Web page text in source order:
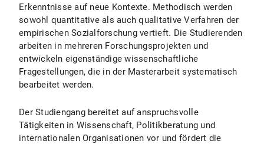
Erkenntnisse auf neue Kontexte. Methodisch werden
sowohl quantitative als auch qualitative Verfahren der
empirischen Sozialforschung vertieft. Die Studierenden
arbeiten in mehreren Forschungsprojekten und
entwickeln eigenständige wissenschaftliche
Fragestellungen, die in der Masterarbeit systematisch
bearbeitet werden.
Der Studiengang bereitet auf anspruchsvolle
Tätigkeiten in Wissenschaft, Politikberatung und
internationalen Organisationen vor und fördert die